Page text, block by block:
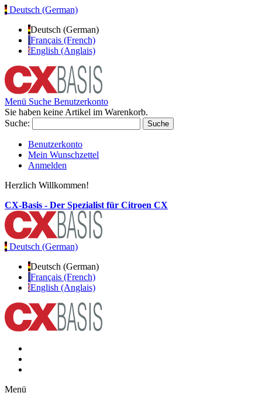
Deutsch (German)
Deutsch (German)
Français (French)
English (Anglais)
Menü Suche Benutzerkonto
Sie haben keine Artikel im Warenkorb.
Suche:
Suche
Benutzerkonto
Mein Wunschzettel
Anmelden
Herzlich Willkommen!
CX-Basis - Der Spezialist für Citroen CX
Deutsch (German)
Deutsch (German)
Français (French)
English (Anglais)
Menü